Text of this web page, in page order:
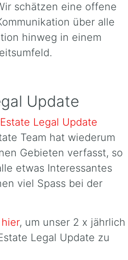
schätzen eine offene
über alle
hinweg in einem
Update
Legal Update
Team hat wiederum
Gebieten verfasst, so
etwas Interessantes
viel Spass bei der
hier, um unser 2 x jährlich
Legal Update zu